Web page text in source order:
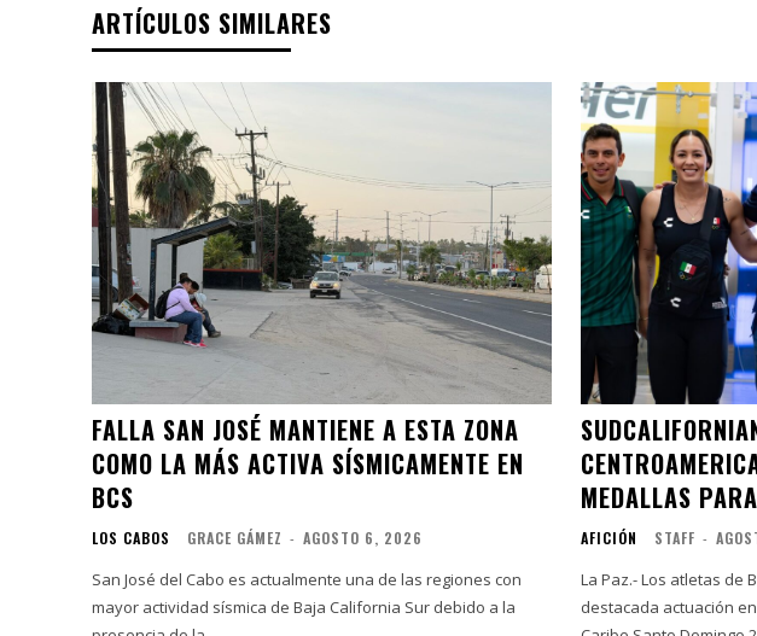
ARTÍCULOS SIMILARES
FALLA SAN JOSÉ MANTIENE A ESTA ZONA
COMO LA MÁS ACTIVA SÍSMICAMENTE EN
BCS
LOS CABOS GRACE GÁMEZ - AGOSTO 6, 2026
San José del Cabo es actualmente una de las regiones con
mayor actividad sísmica de Baja California Sur debido a la
MEDALLAS
AFICIÓN STAFF -
La Paz.- Los atletas de
destacada actuación